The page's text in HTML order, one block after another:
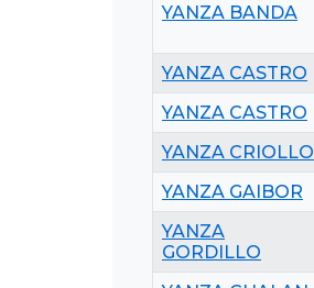
YANZA BANDA
YANZA CASTRO
YANZA CASTRO
YANZA CRIOLLO
YANZA GAIBOR
YANZA
GORDILLO